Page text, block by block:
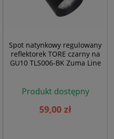
Spot natynkowy regulowany
reflektorek TORE czarny na
GU10 TLS006-BK Zuma Line
Produkt dostępny
59,00 zł